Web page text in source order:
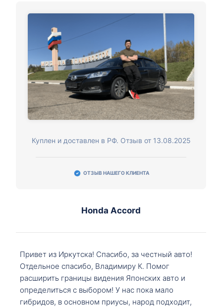
Куплен и доставлен в РФ. Отзыв от 13.08.2025
ОТЗЫВ НАШЕГО КЛИЕНТА
Honda Accord
Привет из Иркутска! Спасибо, за честный авто!
Отдельное спасибо, Владимиру К. Помог
расширить границы видения Японских авто и
определиться с выбором! У нас пока мало
гибридов, в основном приусы, народ подходит,